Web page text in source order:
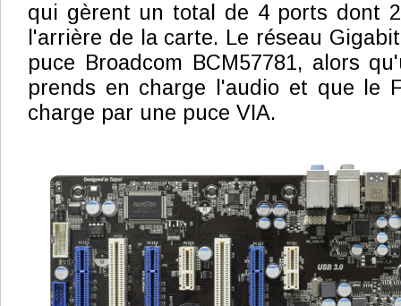
qui gèrent un total de 4 ports dont
l'arrière de la carte. Le réseau
puce Broadcom BCM57781, alors
prends en charge l'audio et que le
charge par une puce VIA.